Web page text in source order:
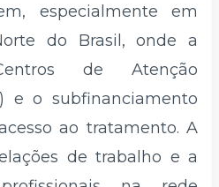
especialmente em
do Brasil, onde a
de Atenção
e o subfinanciamento
ao tratamento. A
de trabalho e a